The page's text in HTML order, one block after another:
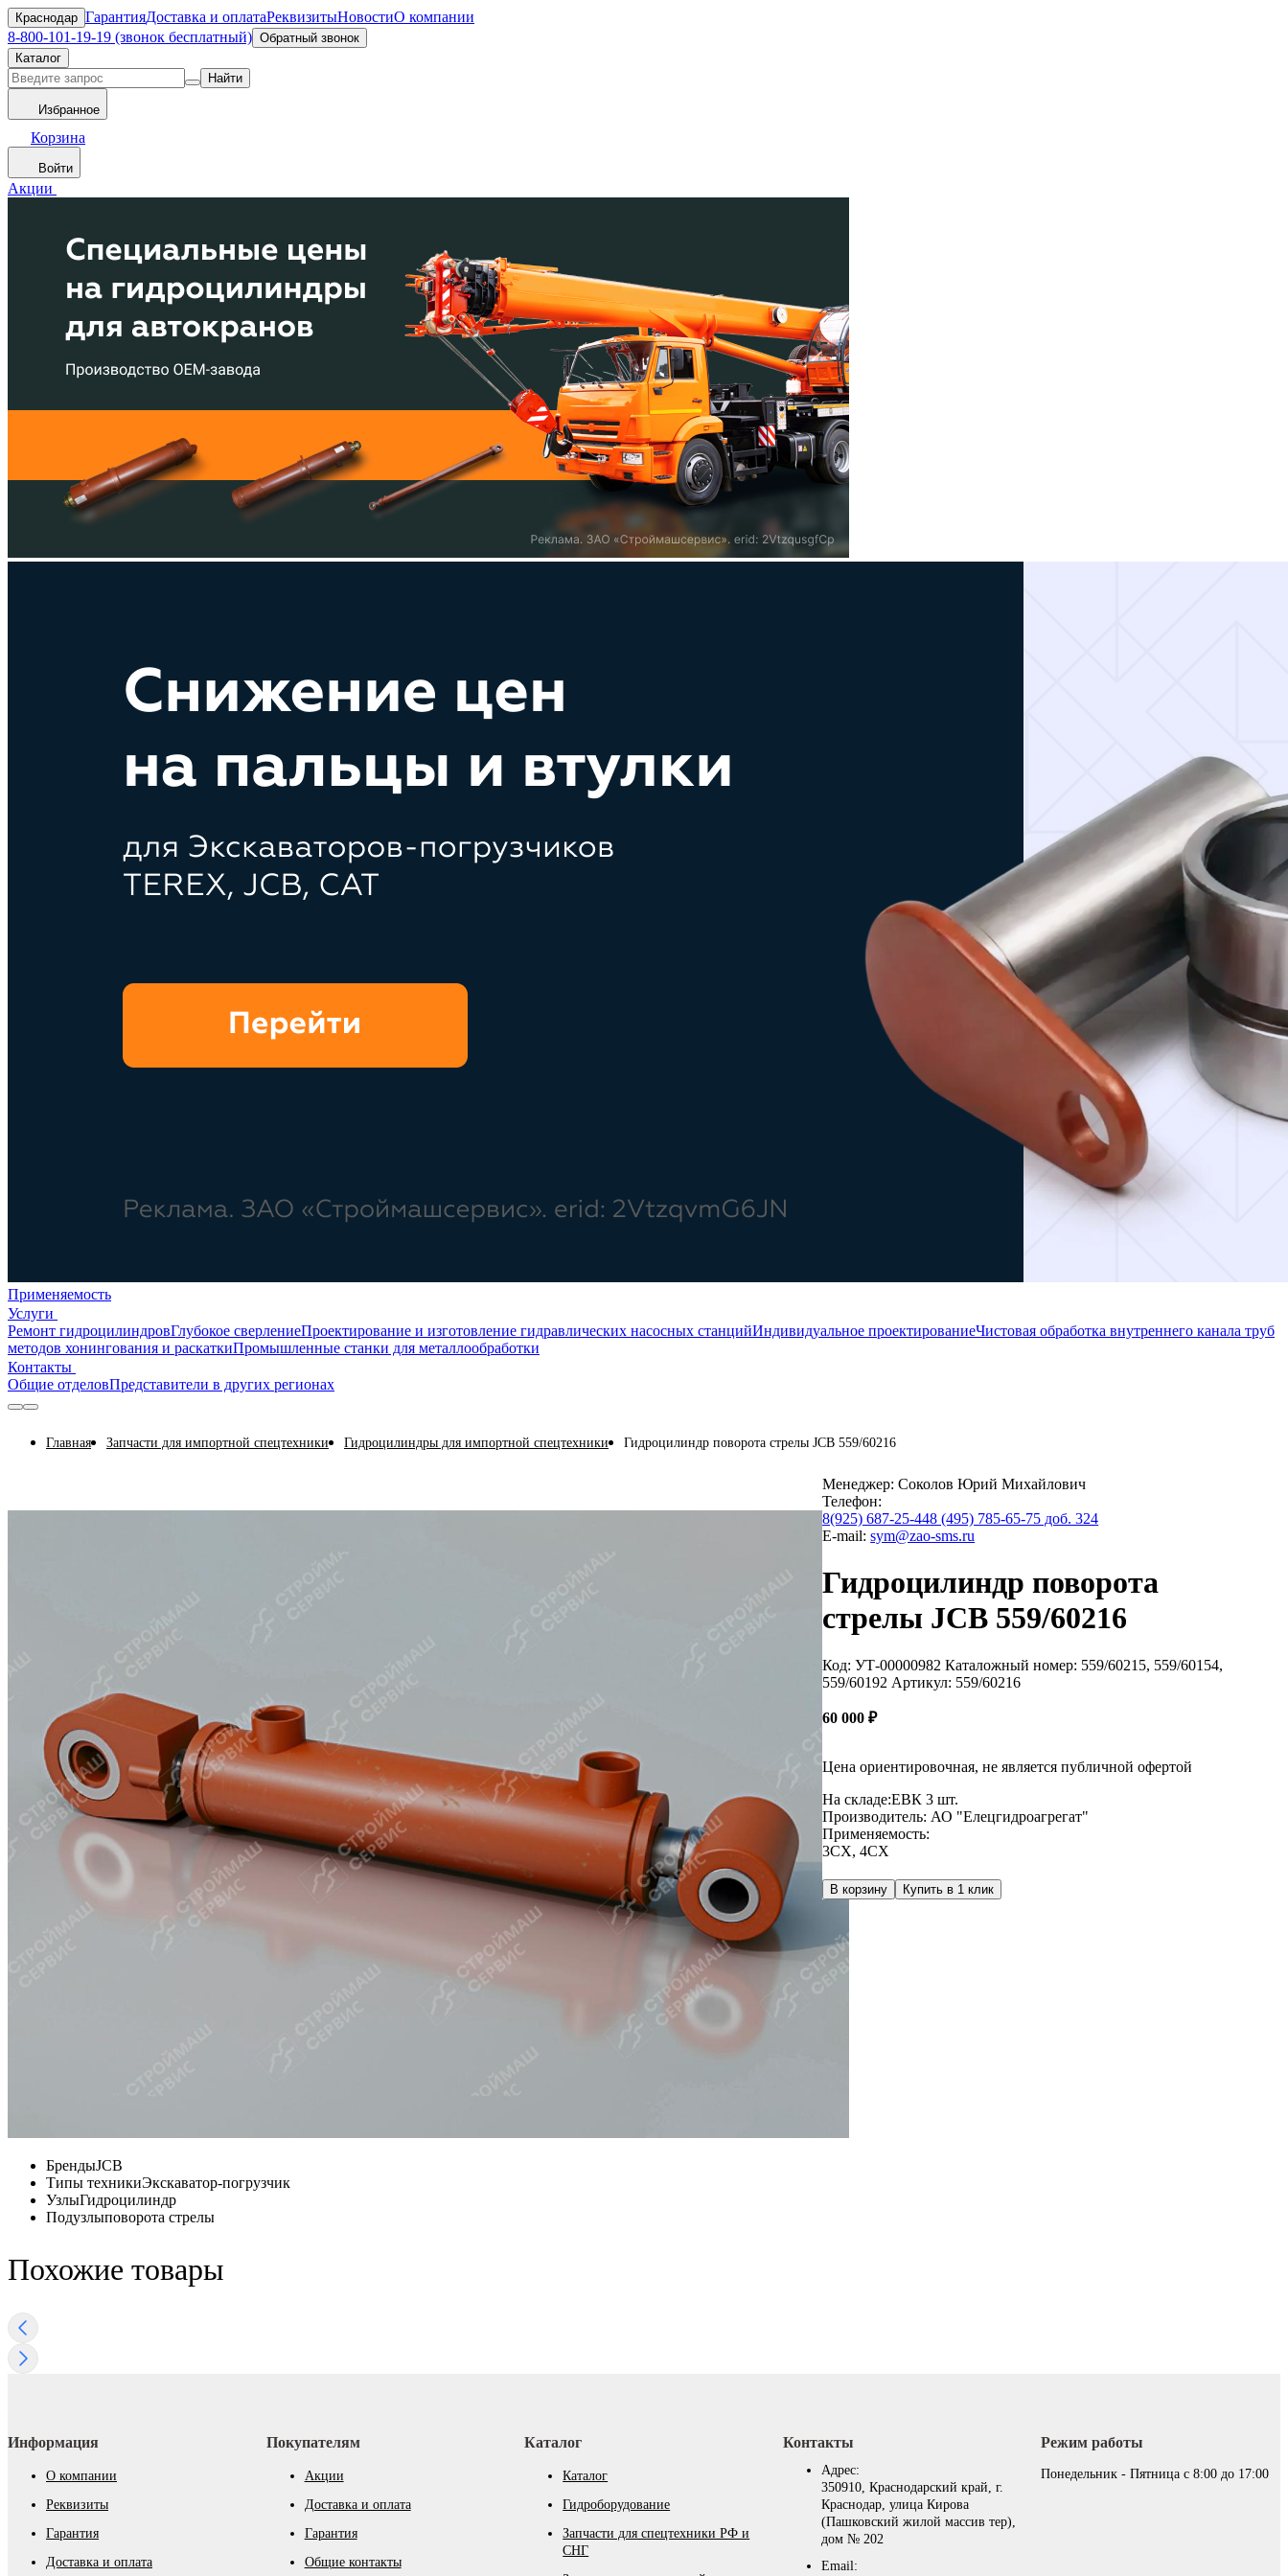
Краснодар ГарантияДоставка и оплатаРеквизитыНовостиО компании
8-800-101-19-19 (звонок бесплатный) Обратный звонок
Каталог
Найти
Избранное
Корзина
Войти
Акции
Применяемость
Услуги
Ремонт гидроцилиндровГлубокое сверлениеПроектирование и изготовление гидравлических насосных станцийИндивидуальное проектированиеЧистовая обработка внутреннего канала труб
методов хонингования и раскаткиПромышленные станки для металлообработки
Контакты
Общие отделовПредставители в других регионах
Главная Запчасти для импортной спецтехники Гидроцилиндры для импортной спецтехники Гидроцилиндр поворота стрелы JCB 559/60216
Менеджер:Соколов Юрий Михайлович
Телефон:
8(925) 687-25-448 (495) 785-65-75 доб. 324
E-mail:sym@zao-sms.ru
Гидроцилиндр поворота
стрелы JCB 559/60216
Код: УТ-00000982 Каталожный номер: 559/60215, 559/60154,
559/60192 Артикул: 559/60216
60 000₽
Цена ориентировочная, не является публичной офертой
На складе:ЕВК3 шт.
Производитель: АО "Елецгидроагрегат"
Применяемость:
3СХ,4СХ
В корзину Купить в 1 клик
БрендыJCB
Типы техникиЭкскаватор-погрузчик
УзлыГидроцилиндр
Подузлыповорота стрелы
Похожие товары
Информация
О компании
Реквизиты
Гарантия
Доставка и оплата
Покупателям
Акции
Доставка и оплата
Гарантия
Общие контакты
Каталог
Каталог
Гидроборудование
Запчасти для спецтехники РФ и
СНГ
Контакты
Адрес:
350910, Краснодарский край, г.
Краснодар, улица Кирова
(Пашковский жилой массив тер),
дом № 202
Email:
Режим работы
Понедельник - Пятница с 8:00 до 17:00